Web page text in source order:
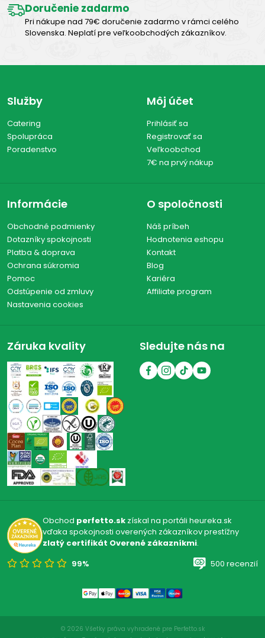
Doručenie zadarmo
Pri nákupe nad 79€ doručenie zadarmo v rámci celého
Slovenska. Neplatí pre veľkoobchodých zákazníkov.
Služby
Catering
Spolupráca
Poradenstvo
Môj účet
Prihlásiť sa
Registrovať sa
Veľkoobchod
7€ na prvý nákup
Informácie
Obchodné podmienky
Dotazníky spokojnosti
Platba & doprava
Ochrana súkromia
Pomoc
Odstúpenie od zmluvy
Nastavenia cookies
O spoločnosti
Náš príbeh
Hodnotenia eshopu
Kontakt
Blog
Kariéra
Affiliate program
Záruka kvality Sledujte nás na
Obchod perfetto.skzískal na portáli heureka.sk
vďaka spokojnosti overených zákazníkov prestížny
zlatý certifikát Overené zákazníkmi.
99%
500 recenzií
© 2026 Všetky práva vyhradené pre Perfetto.sk